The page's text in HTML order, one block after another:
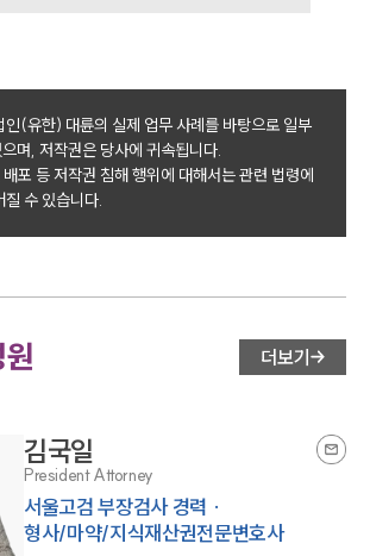
인(유한) 대륜의 실제 업무 사례를 바탕으로 일부
며, 저작권은 당사에 귀속됩니다.
포 등 저작권 침해 행위에 대해서는 관련 법령에
질 수 있습니다.
더보기
김국일
President Attorney
서울고검 부장검사 경력 ·
형사/마약/지식재산권전문변호사